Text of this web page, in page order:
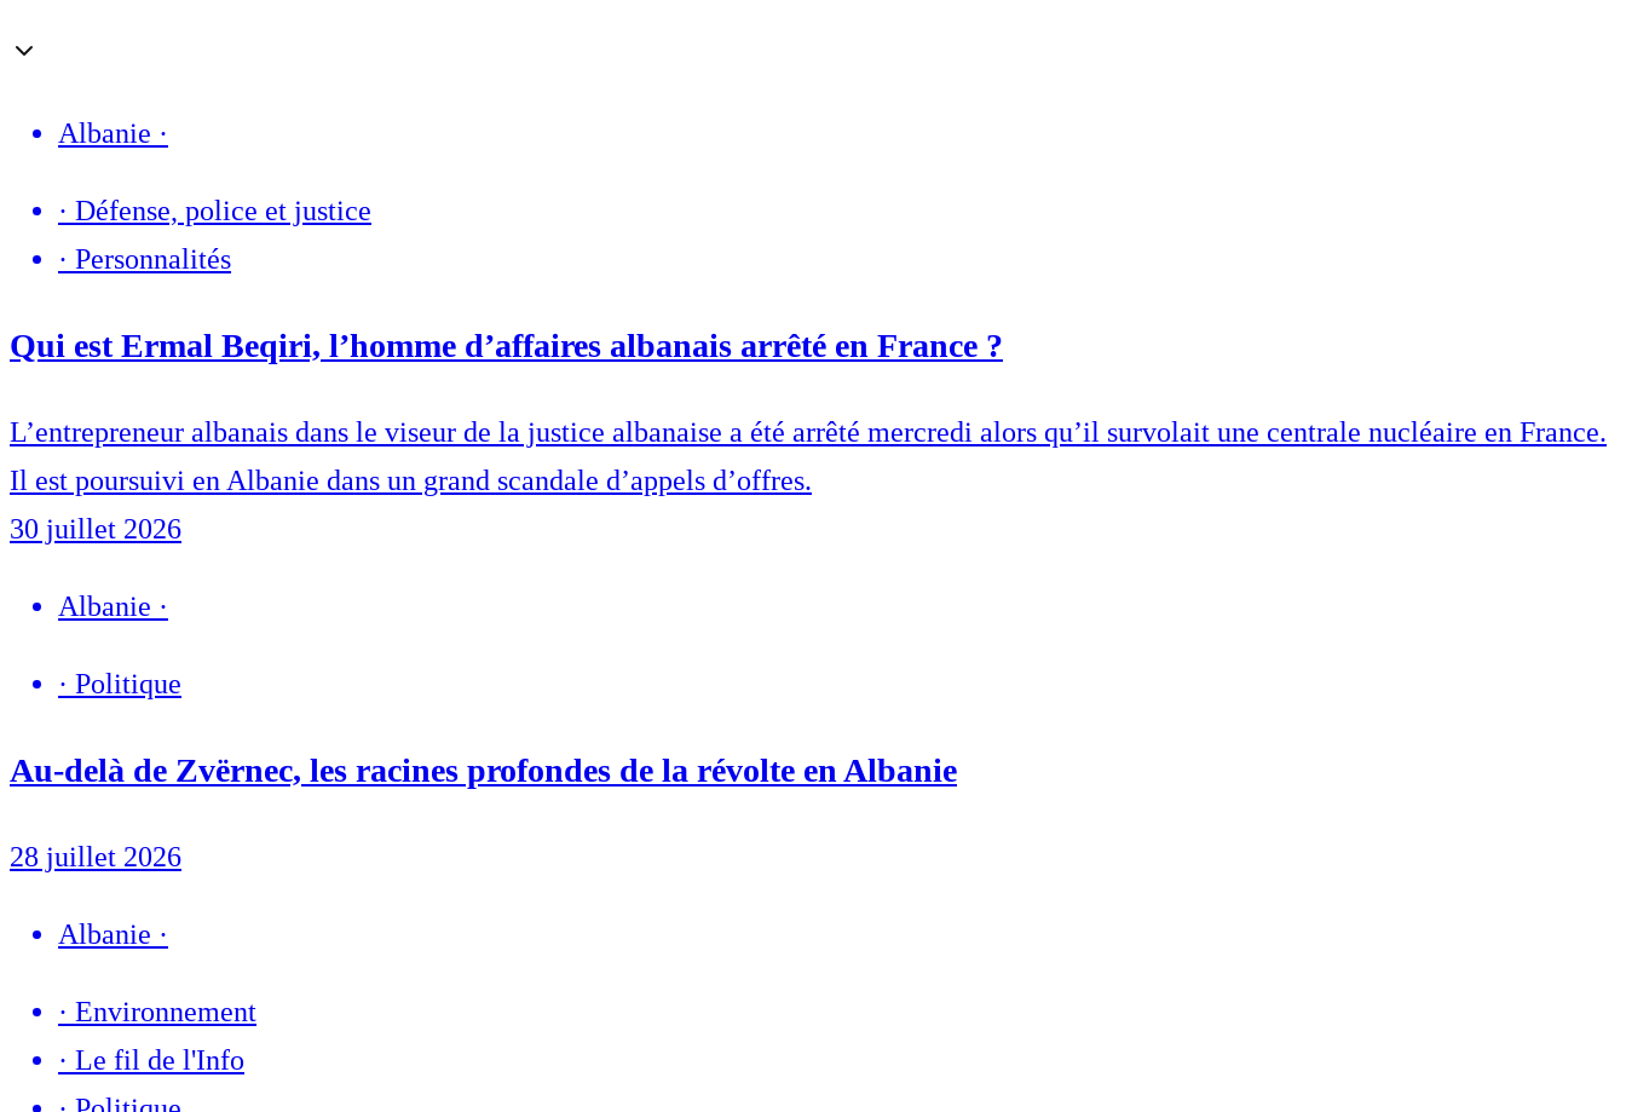
Albanie ·
· Défense, police et justice
· Personnalités
Qui est Ermal Beqiri, l’homme d’affaires albanais arrêté en France ?
L’entrepreneur albanais dans le viseur de la justice albanaise a été arrêté mercredi alors qu’il survolait une centrale nucléaire en France.
Il est poursuivi en Albanie dans un grand scandale d’appels d’offres.
30 juillet 2026
Albanie ·
· Politique
Au-delà de Zvërnec, les racines profondes de la révolte en Albanie
28 juillet 2026
Albanie ·
· Environnement
· Le fil de l'Info